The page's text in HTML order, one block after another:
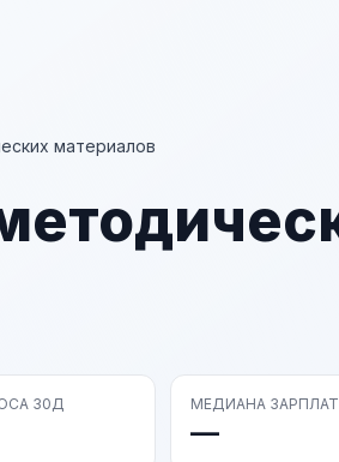
материалов
30Д МЕДИАНА
—